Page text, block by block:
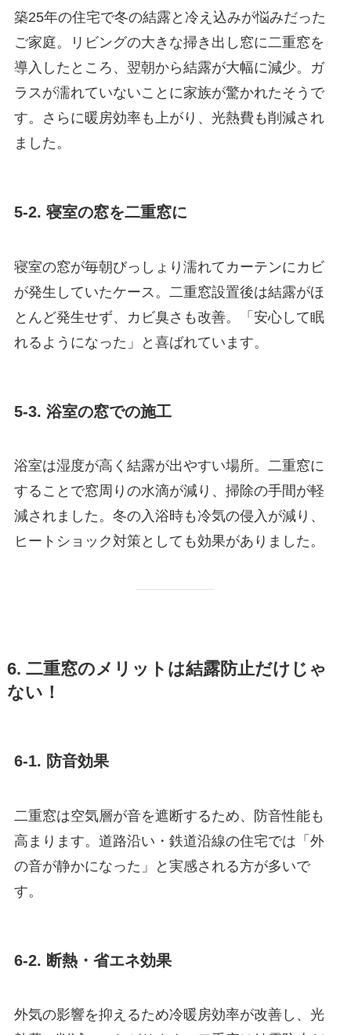
築25年の住宅で冬の結露と冷え込みが悩みだった
ご家庭。リビングの大きな掃き出し窓に二重窓を
導入したところ、翌朝から結露が大幅に減少。ガ
ラスが濡れていないことに家族が驚かれたそうで
す。さらに暖房効率も上がり、光熱費も削減され
ました。
5-2. 寝室の窓を二重窓に
寝室の窓が毎朝びっしょり濡れてカーテンにカビ
が発生していたケース。二重窓設置後は結露がほ
とんど発生せず、カビ臭さも改善。「安心して眠
れるようになった」と喜ばれています。
5-3. 浴室の窓での施工
浴室は湿度が高く結露が出やすい場所。二重窓に
することで窓周りの水滴が減り、掃除の手間が軽
減されました。冬の入浴時も冷気の侵入が減り、
ヒートショック対策としても効果がありました。
6. 二重窓のメリットは結露防止だけじゃ
ない！
6-1. 防音効果
二重窓は空気層が音を遮断するため、防音性能も
高まります。道路沿い・鉄道沿線の住宅では「外
の音が静かになった」と実感される方が多いで
す。
6-2. 断熱・省エネ効果
外気の影響を抑えるため冷暖房効率が改善し、光